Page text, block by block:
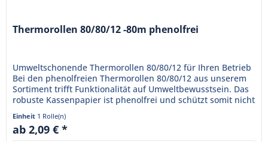
Thermorollen 80/80/12 -80m phenolfrei
Umweltschonende Thermorollen 80/80/12 für Ihren Betrieb
Bei den phenolfreien Thermorollen 80/80/12 aus unserem
Sortiment trifft Funktionalität auf Umweltbewusstsein. Das
robuste Kassenpapier ist phenolfrei und schützt somit nicht
nur...
Einheit 1 Rolle(n)
ab 2,09 € *